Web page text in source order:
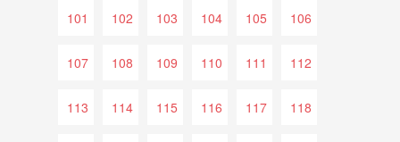
101 102 103 104 105 106
107 108 109 110 111 112
113 114 115 116 117 118